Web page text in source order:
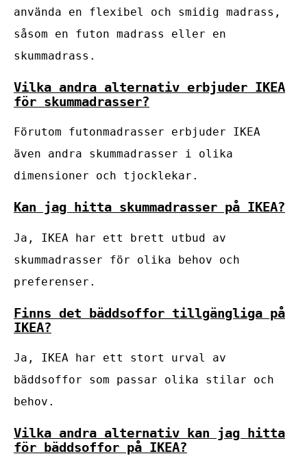
använda en flexibel och smidig madrass,
såsom en futon madrass eller en
skummadrass.
Vilka andra alternativ erbjuder IKEA
för skummadrasser?
Förutom futonmadrasser erbjuder IKEA
även andra skummadrasser i olika
dimensioner och tjocklekar.
Kan jag hitta skummadrasser på IKEA?
Ja, IKEA har ett brett utbud av
skummadrasser för olika behov och
preferenser.
Finns det bäddsoffor tillgängliga på
IKEA?
Ja, IKEA har ett stort urval av
bäddsoffor som passar olika stilar och
behov.
Vilka andra alternativ kan jag hitta
för bäddsoffor på IKEA?